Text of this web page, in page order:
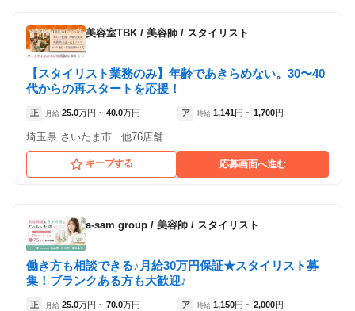
美容室TBK / 美容師 / スタイリスト
【スタイリスト業務のみ】年齢であきらめない。30〜40
代からの再スタートを応援！
正 月給 25.0万円 ~ 40.0万円 ア 時給 1,141円 ~ 1,700円
埼玉県 さいたま市...他76店舗
キープする 応募画面へ進む
a-sam group / 美容師 / スタイリスト
働き方も相談できる♪月給30万円保証★スタイリスト募
集！ブランクある方も大歓迎♪
正 月給 25.0万円 ~ 70.0万円 ア 時給 1,150円 ~ 2,000円